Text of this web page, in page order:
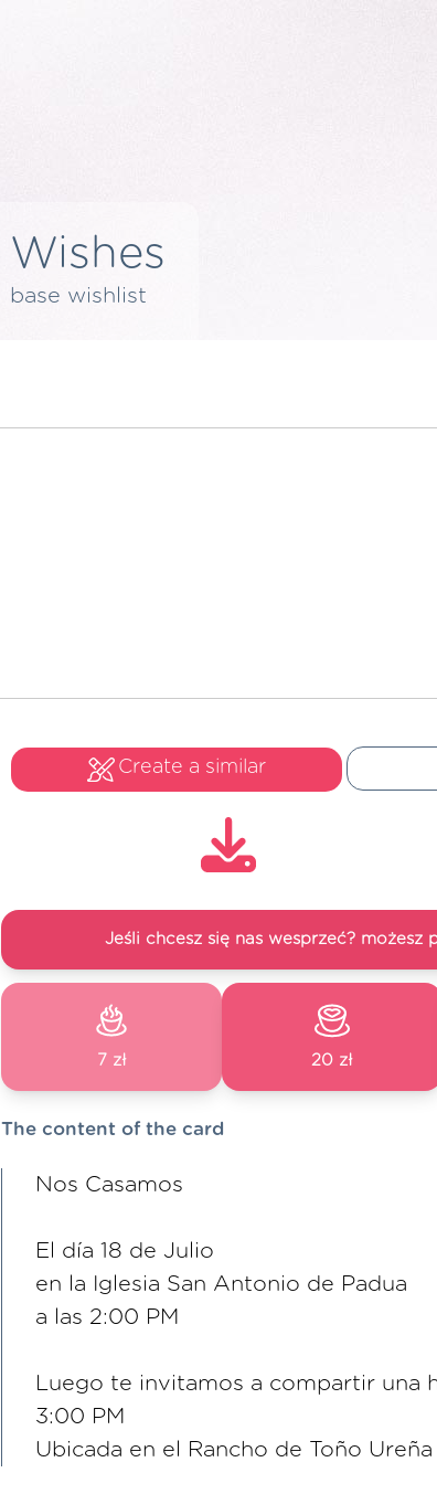
Wishes
base wishlist
Create a similar
Jeśli chcesz się nas wesprzeć? możesz
7 zł 20 zł
The content of the card
Nos Casamos
El día 18 de Julio
en la Iglesia San Antonio de Padua
a las 2:00 PM
Luego te invitamos a compartir una
3:00 PM
Ubicada en el Rancho de Toño Ureña